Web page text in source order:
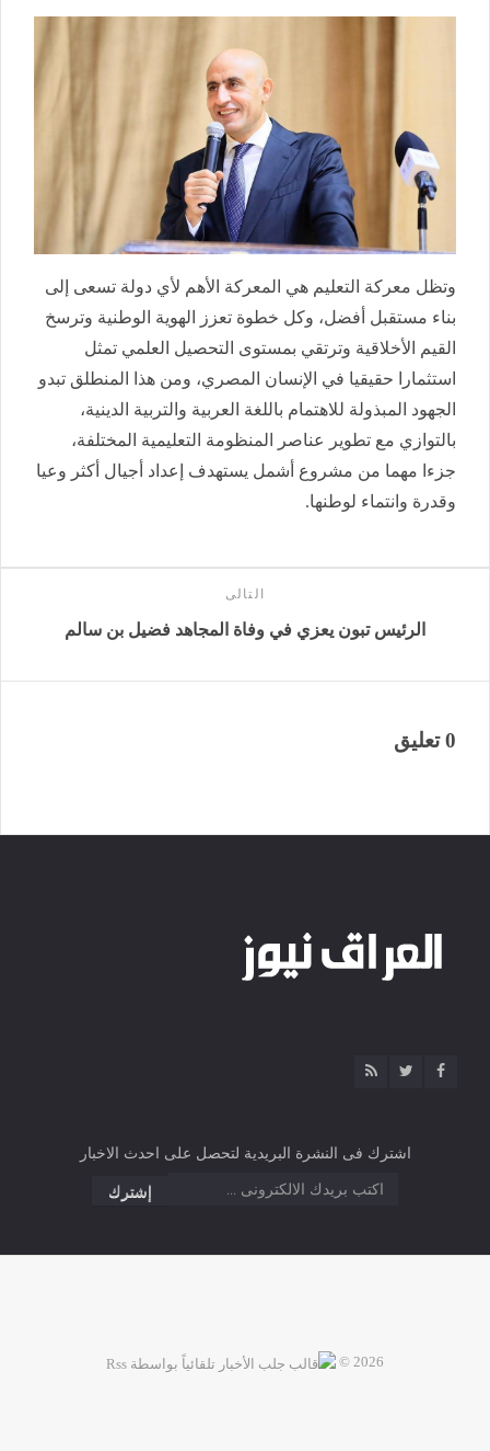
وتظل معركة التعليم هي المعركة الأهم لأي دولة تسعى إلى
بناء مستقبل أفضل، وكل خطوة تعزز الهوية الوطنية وترسخ
القيم الأخلاقية وترتقي بمستوى التحصيل العلمي تمثل
استثمارا حقيقيا في الإنسان المصري، ومن هذا المنطلق تبدو
الجهود المبذولة للاهتمام باللغة العربية والتربية الدينية،
بالتوازي مع تطوير عناصر المنظومة التعليمية المختلفة،
جزءا مهما من مشروع أشمل يستهدف إعداد أجيال أكثر وعيا
وقدرة وانتماء لوطنها.
التالى
الرئيس تبون يعزي في وفاة المجاهد فضيل بن سالم
0 تعليق
اشترك فى النشرة البريدية لتحصل على احدث الاخبار
2026 ©